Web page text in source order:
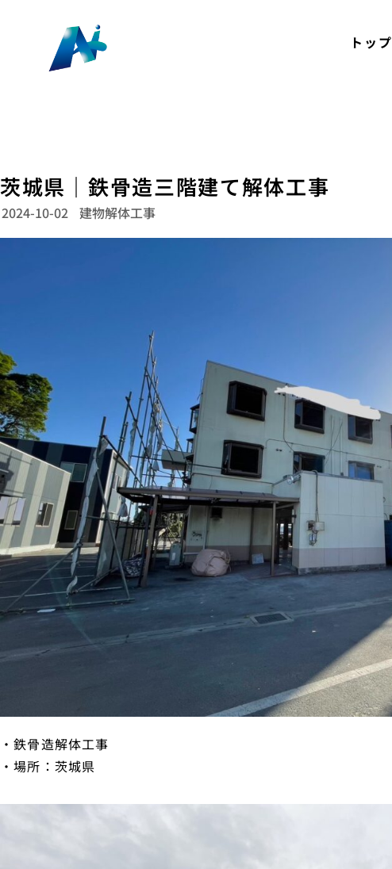
トップ
茨城県｜鉄骨造三階建て解体工事
2024-10-02 建物解体工事
・鉄骨造解体工事
・場所：茨城県